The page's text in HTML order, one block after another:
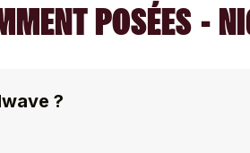
POSÉES -
?